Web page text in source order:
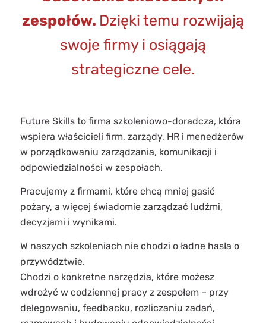
zespołów. Dzięki temu rozwijają
swoje firmy i osiągają
strategiczne cele.
Future Skills to firma szkoleniowo-doradcza, która
wspiera właścicieli firm, zarządy, HR i menedżerów
w porządkowaniu zarządzania, komunikacji i
odpowiedzialności w zespołach.
Pracujemy z firmami, które chcą mniej gasić
pożary, a więcej świadomie zarządzać ludźmi,
decyzjami i wynikami.
W naszych szkoleniach nie chodzi o ładne hasła o
przywództwie.
Chodzi o konkretne narzędzia, które możesz
wdrożyć w codziennej pracy z zespołem – przy
delegowaniu, feedbacku, rozliczaniu zadań,